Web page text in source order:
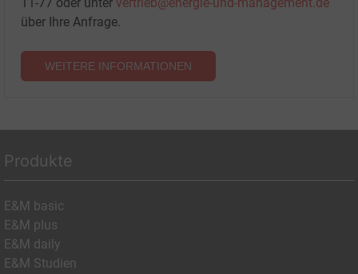
über Ihre Anfrage.
WEITERE INFORMATIONEN
Produkte
E&M basic
E&M plus
E&M daily
E&M Studien